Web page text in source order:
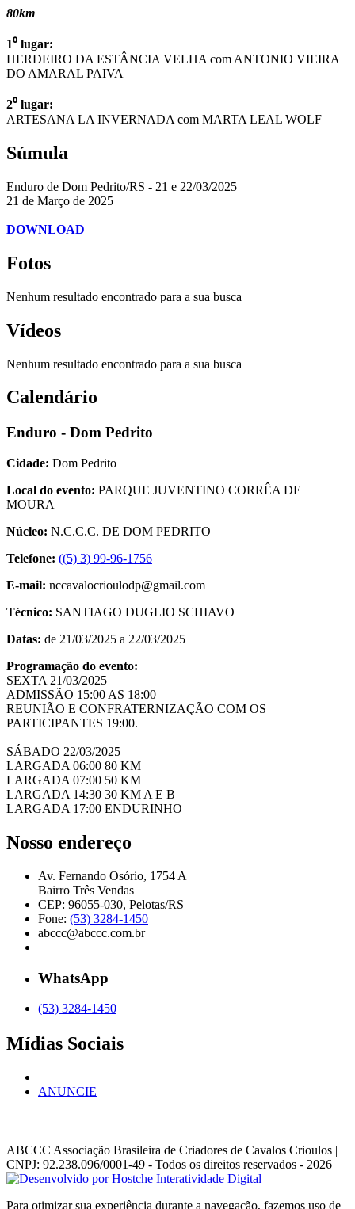
80km
1⁰ lugar:
HERDEIRO DA ESTÂNCIA VELHA com ANTONIO VIEIRA
DO AMARAL PAIVA
2⁰ lugar:
ARTESANA LA INVERNADA com MARTA LEAL WOLF
Súmula
Enduro de Dom Pedrito/RS - 21 e 22/03/2025
21 de Março de 2025
DOWNLOAD
Fotos
Nenhum resultado encontrado para a sua busca
Vídeos
Nenhum resultado encontrado para a sua busca
Calendário
Enduro - Dom Pedrito
Cidade: Dom Pedrito
Local do evento: PARQUE JUVENTINO CORRÊA DE
MOURA
Núcleo: N.C.C.C. DE DOM PEDRITO
Telefone: ((5) 3) 99-96-1756
E-mail: nccavalocrioulodp@gmail.com
Técnico: SANTIAGO DUGLIO SCHIAVO
Datas: de 21/03/2025 a 22/03/2025
Programação do evento:
SEXTA 21/03/2025
ADMISSÃO 15:00 AS 18:00
REUNIÃO E CONFRATERNIZAÇÃO COM OS
PARTICIPANTES 19:00.
SÁBADO 22/03/2025
LARGADA 06:00 80 KM
LARGADA 07:00 50 KM
LARGADA 14:30 30 KM A E B
LARGADA 17:00 ENDURINHO
Nosso endereço
Av. Fernando Osório, 1754 A
Bairro Três Vendas
CEP: 96055-030, Pelotas/RS
Fone: (53) 3284-1450
abccc@abccc.com.br
WhatsApp
(53) 3284-1450
Mídias Sociais
ANUNCIE
ABCCC Associação Brasileira de Criadores de Cavalos Crioulos |
CNPJ: 92.238.096/0001-49 - Todos os direitos reservados - 2026
Para otimizar sua experiência durante a navegação, fazemos uso de